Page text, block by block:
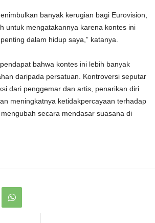
banyak kerugian bagi Eurovision,
untuk mengatakannya karena kontes ini
dalam hidup saya,” katanya.
bahwa kontes ini lebih banyak
daripada persatuan. Kontroversi seputar
dari penggemar dan artis, penarikan diri
meningkatnya ketidakpercayaan terhadap
secara mendasar suasana di